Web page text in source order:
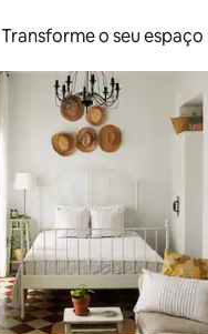
Transforme o seu